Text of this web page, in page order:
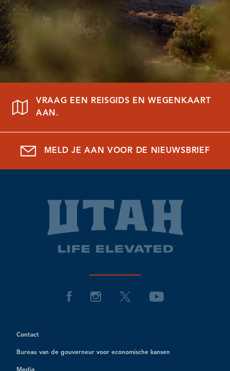
VRAAG EEN REISGIDS EN WEGENKAART
AAN.
MELD JE AAN VOOR DE NIEUWSBRIEF
Contact
Bureau van de gouverneur voor economische kansen